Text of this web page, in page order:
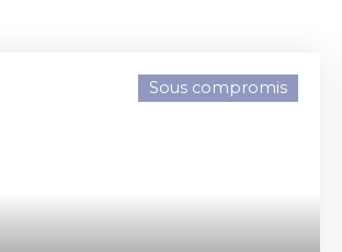
Sous compromis